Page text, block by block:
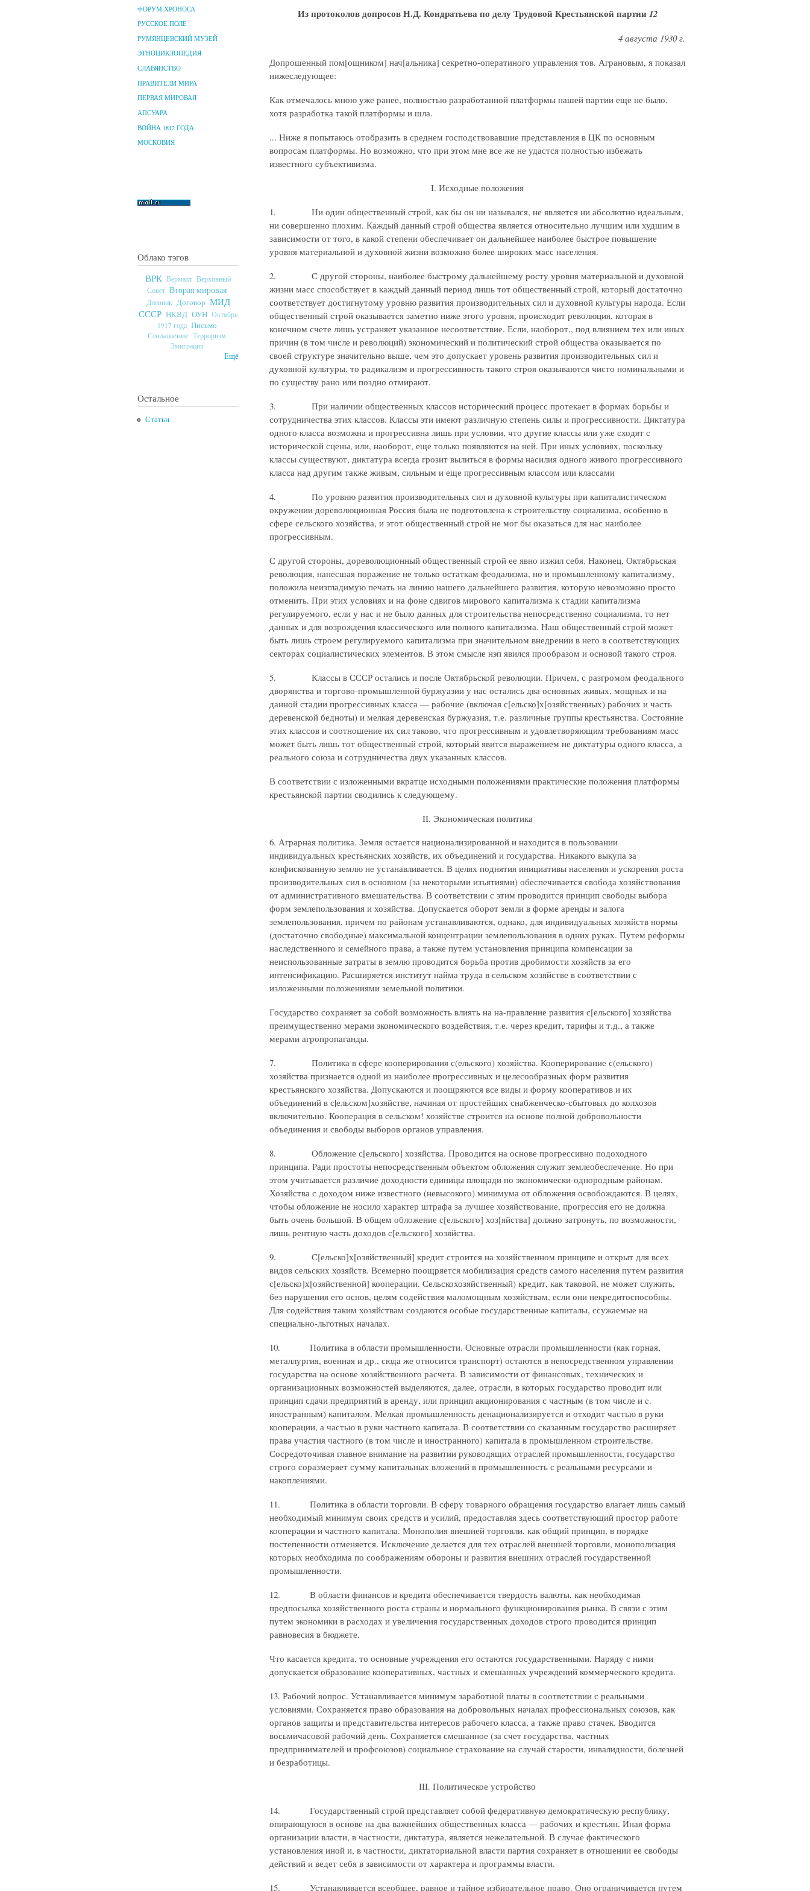
ФОРУМ ХРОНОСА
РУССКОЕ ПОЛЕ
РУМЯНЦЕВСКИЙ МУЗЕЙ
ЭТНОЦИКЛОПЕДИЯ
СЛАВЯНСТВО
ПРАВИТЕЛИ МИРА
ПЕРВАЯ МИРОВАЯ
АПСУАРА
ВОЙНА 1812 ГОДА
МОСКОВИЯ
Облако тэгов
ВРК Вермахт Верховный
Совет Вторая мировая
Дневник Договор МИД
СССР НКВД ОУН Октябрь
1917 года Письмо
Соглашение Терроризм
Эмиграция
Ещё
Остальное
Статьи
Из протоколов допросов Н.Д. Кондратьева по делу Трудовой Крестьянской партии 12
4 августа 1930 г.
Допрошенный пом[ощником] нач[альника] секретно-оператиного управления тов. Аграновым, я показал
нижеследующее:
Как отмечалось мною уже ранее, полностью разработанной платформы нашей партии еще не было,
хотя разработка такой платформы и шла.
... Ниже я попытаюсь отобразить в среднем господствовавшие представления в ЦК по основным
вопросам платформы. Но возможно, что при этом мне все же не удастся полностью избежать
известного субъективизма.
I. Исходные положения
1. Ни один общественный строй, как бы он ни назывался, не является ни абсолютно идеальным,
ни совершенно плохим. Каждый данный строй общества является относительно лучшим или худшим в
зависимости от того, в какой степени обеспечивает он дальнейшее наиболее быстрое повышение
уровня материальной и духовной жизни возможно более широких масс населения.
2. С другой стороны, наиболее быстрому дальнейшему росту уровня материальной и духовной
жизни масс способствует в каждый данный период лишь тот общественный строй, который достаточно
соответствует достигнутому уровню развития производительных сил и духовной культуры народа. Если
общественный строй оказывается заметно ниже этого уровня, происходит революция, которая в
конечном счете лишь устраняет указанное несоответствие. Если, наоборот,, под влиянием тех или иных
причин (в том числе и революций) экономический и политический строй общества оказывается по
своей структуре значительно выше, чем это допускает уровень развития производительных сил и
духовной культуры, то радикализм и прогрессивность такого строя оказываются чисто номинальными и
по существу рано или поздно отмирают.
3. При наличии общественных классов исторический процесс протекает в формах борьбы и
сотрудничества этих классов. Классы эти имеют различную степень силы и прогрессивности. Диктатура
одного класса возможна и прогрессивна лишь при условии, что другие классы или уже сходят с
исторической сцены, или, наоборот, еще только появляются на ней. При иных условиях, поскольку
классы существуют, диктатура всегда грозит вылиться в формы насилия одного живого прогрессивного
класса над другим также живым, сильным и еще прогрессивным классом или классами
4. По уровню развития производительных сил и духовной культуры при капиталистическом
окружении дореволюционная Россия была не подготовлена к строительству социализма, особенно в
сфере сельского хозяйства, и этот общественный строй не мог бы оказаться для нас наиболее
прогрессивным.
С другой стороны, дореволюционный общественный строй ее явно изжил себя. Наконец, Октябрьская
революция, нанесшая поражение не только остаткам феодализма, но и промышленному капитализму,
положила неизгладимую печать на линию нашего дальнейшего развития, которую невозможно просто
отменить. При этих условиях и на фоне сдвигов мирового капитализма к стадии капитализма
регулируемого, если у нас и не было данных для строительства непосредственно социализма, то нет
данных и для возрождения классического или полного капитализма. Наш общественный строй может
быть лишь строем регулируемого капитализма при значительном внедрении в него в соответствующих
секторах социалистических элементов. В этом смысле нэп явился прообразом и основой такого строя.
5. Классы в СССР остались и после Октябрьской революции. Причем, с разгромом феодального
дворянства и торгово-промышленной буржуазии у нас остались два основных живых, мощных и на
данной стадии прогрессивных класса — рабочие (включая с[ельско]х[озяйственных) рабочих и часть
деревенской бедноты) и мелкая деревенская буржуазия, т.е. различные группы крестьянства. Состояние
этих классов и соотношение их сил таково, что прогрессивным и удовлетворяющим требованиям масс
может быть лишь тот общественный строй, который явится выражением не диктатуры одного класса, а
реального союза и сотрудничества двух указанных классов.
В соответствии с изложенными вкратце исходными положениями практические положения платформы
крестьянской партии сводились к следующему.
II. Экономическая политика
6. Аграрная политика. Земля остается национализированной и находится в пользовании
индивидуальных крестьянских хозяйств, их объединений и государства. Никакого выкупа за
конфискованную землю не устанавливается. В целях поднятия инициативы населения и ускорения роста
производительных сил в основном (за некоторыми изъятиями) обеспечивается свобода хозяйствования
от административного вмешательства. В соответствии с этим проводится принцип свободы выбора
форм землепользования и хозяйства. Допускается оборот земли в форме аренды и залога
землепользования, причем по районам устанавливаются, однако, для индивидуальных хозяйств нормы
(достаточно свободные) максимальной концентрации землепользования в одних руках. Путем реформы
наследственного и семейного права, а также путем установления принципа компенсации за
неиспользованные затраты в землю проводится борьба против дробимости хозяйств за его
интенсификацию. Расширяется институт найма труда в сельском хозяйстве в соответствии с
изложенными положениями земельной политики.
Государство сохраняет за собой возможность влиять на на-правление развития с[ельского] хозяйства
преимущественно мерами экономического воздействия, т.е. через кредит, тарифы и т.д., а также
мерами агропропаганды.
7. Политика в сфере кооперирования с(ельского) хозяйства. Кооперирование с(ельского)
хозяйства признается одной из наиболее прогрессивных и целесообразных форм развития
крестьянского хозяйства. Допускаются и поощряются все виды и форму кооперативов и их
объединений в с|ельском]хозяйстве, начиная от простейших снабженческо-сбытовых до колхозов
включительно. Кооперация в сельском! хозяйстве строится на основе полной добровольности
объединения и свободы выборов органов управления.
8. Обложение с[ельского] хозяйства. Проводится на основе прогрессивно подоходного
принципа. Ради простоты непосредственным объектом обложения служит землеобеспечение. Но при
этом учитывается различие доходности единицы площади по экономически-однородным районам.
Хозяйства с доходом ниже известного (невысокого) минимума от обложения освобождаются. В целях,
чтобы обложение не носило характер штрафа за лучшее хозяйствование, прогрессия его не должна
быть очень большой. В общем обложение с[ельского] хоз[яйства] должно затронуть, по возможности,
лишь рентную часть доходов с[ельского] хозяйства.
9. С[ельско]х[озяйственный] кредит строится на хозяйственном принципе и открыт для всех
видов сельских хозяйств. Всемерно поощряется мобилизация средств самого населения путем развития
с[ельско]х[озяйственной] кооперации. Сельскохозяйственный) кредит, как таковой, не может служить,
без нарушения его основ, целям содействия маломощным хозяйствам, если они некредитоспособны.
Для содействия таким хозяйствам создаются особые государственные капиталы, ссужаемые на
специально-льготных началах.
10. Политика в области промышленности. Основные отрасли промышленности (как горная,
металлургия, военная и др., сюда же относится транспорт) остаются в непосредственном управлении
государства на основе хозяйственного расчета. В зависимости от финансовых, технических и
организационных возможностей выделяются, далее, отрасли, в которых государство проводит или
принцип сдачи предприятий в аренду, или принцип акционирования с частным (в том числе и c.
иностранным) капиталом. Мелкая промышленность денационализируется и отходит частью в руки
кооперации, а частью в руки частного капитала. В соответствии со сказанным государство расширяет
права участия частного (в том числе и иностранного) капитала в промышленном строительстве.
Сосредоточивая главное внимание на развитии руководящих отраслей промышленности, государство
строго соразмеряет сумму капитальных вложений в промышленность с реальными ресурсами и
накоплениями.
11. Политика в области торговли. В сферу товарного обращения государство влагает лишь самый
необходимый минимум своих средств и усилий, предоставляя здесь соответствующий простор работе
кооперации и частного капитала. Монополия внешней торговли, как общий принцип, в порядке
постепенности отменяется. Исключение делается для тех отраслей внешней торговли, монополизация
которых необходима по соображениям обороны и развития внешних отраслей государственной
промышленности.
12. В области финансов и кредита обеспечивается твердость валюты, как необходимая
предпосылка хозяйственного роста страны и нормального функционирования рынка. В связи с этим
путем экономики в расходах и увеличения государственных доходов строго проводится принцип
равновесия в бюджете.
Что касается кредита, то основные учреждения его остаются государственными. Наряду с ними
допускается образование кооперативных, частных и смешанных учреждений коммерческого кредита.
13. Рабочий вопрос. Устанавливается минимум заработной платы в соответствии с реальными
условиями. Сохраняется право образования на добровольных началах профессиональных союзов, как
органов защиты и представительства интересов рабочего класса, а также право стачек. Вводится
восьмичасовой рабочий день. Сохраняется смешанное (за счет государства, частных
предпринимателей и профсоюзов) социальное страхование на случай старости, инвалидности, болезней
и безработицы.
III. Политическое устройство
14. Государственный строй представляет собой федеративную демократическую республику,
опирающуюся в основе на два важнейших общественных класса — рабочих и крестьян. Иная форма
организации власти, в частности, диктатура, является нежелательной. В случае фактического
установления иной и, в частности, диктаториальной власти партия сохраняет в отношении ее свободы
действий и ведет себя в зависимости от характера и программы власти.
15. Устанавливается всеобщее, равное и тайное избирательное право. Оно ограничивается путем